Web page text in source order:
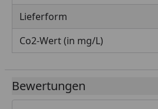
Lieferform
Co2-Wert (in mg/L)
Bewertungen